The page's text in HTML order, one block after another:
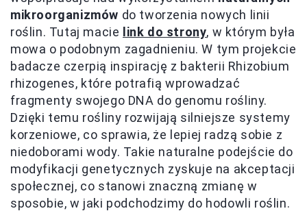
mikroorganizmów do tworzenia nowych linii
roślin. Tutaj macie
link do strony, w którym była
mowa o podobnym zagadnieniu. W tym projekcie
badacze czerpią inspirację z bakterii Rhizobium
rhizogenes, które potrafią wprowadzać
fragmenty swojego DNA do genomu rośliny.
Dzięki temu rośliny rozwijają silniejsze systemy
korzeniowe, co sprawia, że lepiej radzą sobie z
niedoborami wody. Takie naturalne podejście do
modyfikacji genetycznych zyskuje na akceptacji
społecznej, co stanowi znaczną zmianę w
sposobie, w jaki podchodzimy do hodowli roślin.